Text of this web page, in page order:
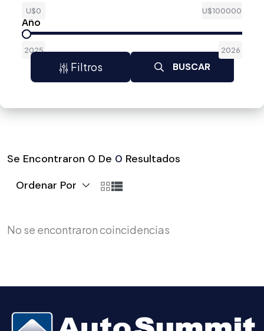
U$0 U$100000
Año
2025 2026
Filtros BUSCAR
Se Encontraron 0 De 0 Resultados
Ordenar Por
No se encontraron coincidencias